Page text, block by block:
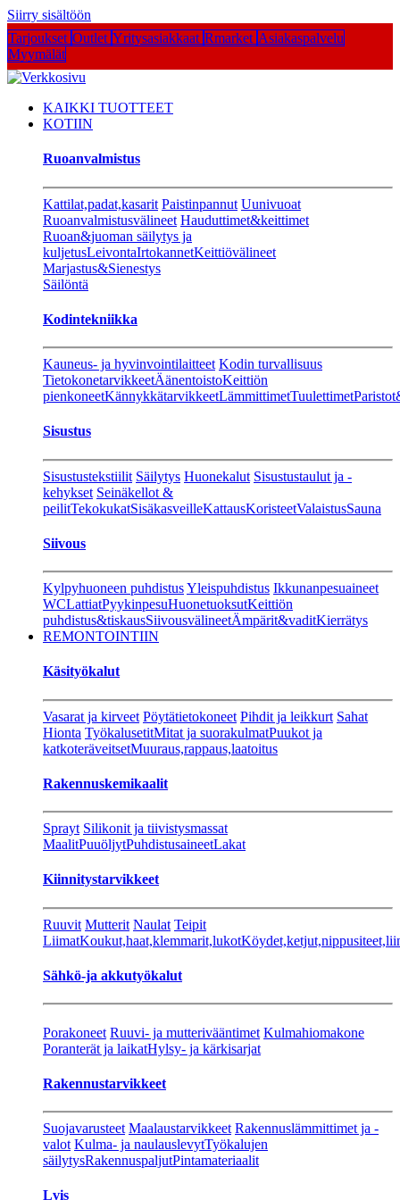
Siirry sisältöön
Tarjoukset Outlet Yritysasiakkaat Rmarket Asiakaspalvelu
Myymälät
KAIKKI TUOTTEET
KOTIIN
Ruoanvalmistus
Kattilat,padat,kasarit Paistinpannut Uunivuoat
Ruoanvalmistusvälineet Hauduttimet&keittimet
Ruoan&juoman säilytys ja
kuljetusLeivontaIrtokannetKeittiövälineet
Marjastus&Sienestys
Säilöntä
Kodintekniikka
Kauneus- ja hyvinvointilaitteet Kodin turvallisuus
TietokonetarvikkeetÄänentoistoKeittiön
pienkoneetKännykkätarvikkeetLämmittimetTuulettimet
Sisustus
Sisustustekstiilit Säilytys Huonekalut Sisustustaulut ja -
kehykset Seinäkellot &
peilitTekokukatSisäkasveilleKattausKoristeetValaistusSauna
Siivous
Kylpyhuoneen puhdistusYleispuhdistus Ikkunanpesuaineet
WCLattiatPyykinpesuHuonetuoksutKeittiön
puhdistus&tiskausSiivousvälineetÄmpärit&vaditKierrätys
REMONTOINTIIN
Käsityökalut
Vasarat ja kirveet Pöytätietokoneet Pihdit ja leikkurt Sahat
Hionta TyökalusetitMitat ja suorakulmatPuukot ja
katkoteräveitsetMuuraus,rappaus,laatoitus
Rakennuskemikaalit
Sprayt Silikonit ja tiivistysmassat
MaalitPuuöljytPuhdistusaineetLakat
Kiinnitystarvikkeet
Ruuvit Mutterit Naulat Teipit
LiimatKoukut,haat,klemmarit,lukot
Sähkö-ja akkutyökalut
Porakoneet Ruuvi- ja mutterivääntimet Kulmahiomakone
Poranterät ja laikatHylsy- ja kärkisarjat
Rakennustarvikkeet
Suojavarusteet Maalaustarvikkeet Rakennuslämmittimet ja -
valot Kulma- ja naulauslevytTyökalujen
säilytysRakennuspaljutPintamateriaalit
Lvis